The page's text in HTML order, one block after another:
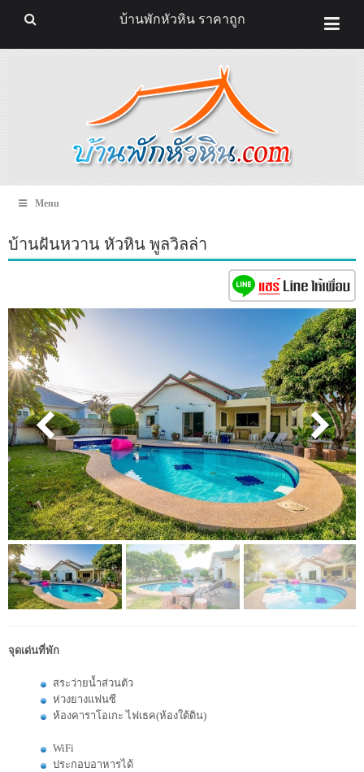
Menu
บ้านฝันหวาน หัวหิน พูลวิลล่า
จุดเด่นที่พัก
สระว่ายน้ำส่วนตัว
ห่วงยางแฟนซี
ห้องคาราโอเกะ ไฟเธค(ห้องใต้ดิน)
WiFi
ประกอบอาหารได้
บ้านพักหัวหิน ราคาถูก